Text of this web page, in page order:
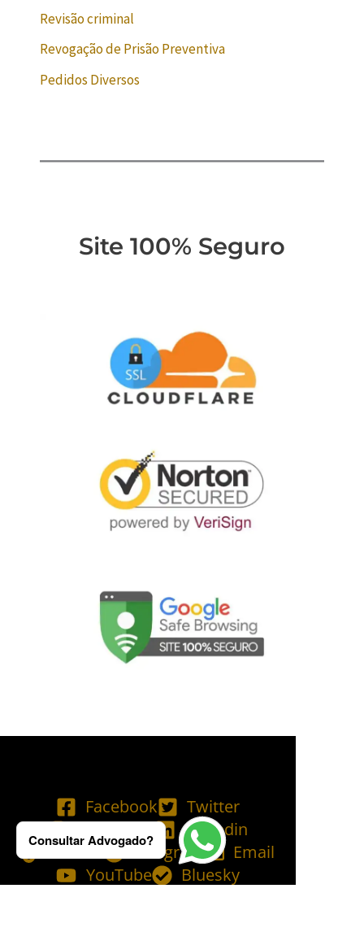
Revisão criminal
Revogação de Prisão Preventiva
Pedidos Diversos
Site 100% Seguro
Facebook
Twitter
Linkedin
Tik Tok
Telegram
Email
YouTube
Bluesky
Consultar Advogado?